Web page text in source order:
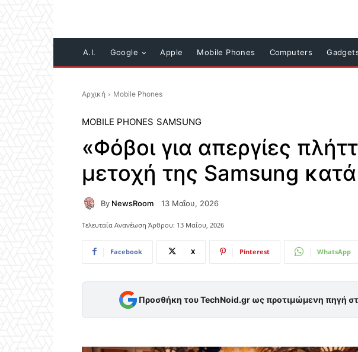
A.I. Google Apple Mobile Phones Computers
Αρχική Mobile Phones
MOBILE PHONES SAMSUNG
«Φόβοι για απεργίες
μετοχή της Samsung
By NewsRoom 13 Μαΐου, 2026
Τελευταία Ανανέωση Άρθρου: 13 Μαΐου, 2026
Facebook X Pinterest WhatsApp
Προσθήκη του TechNoid.gr ως προτιμώμενη πηγή